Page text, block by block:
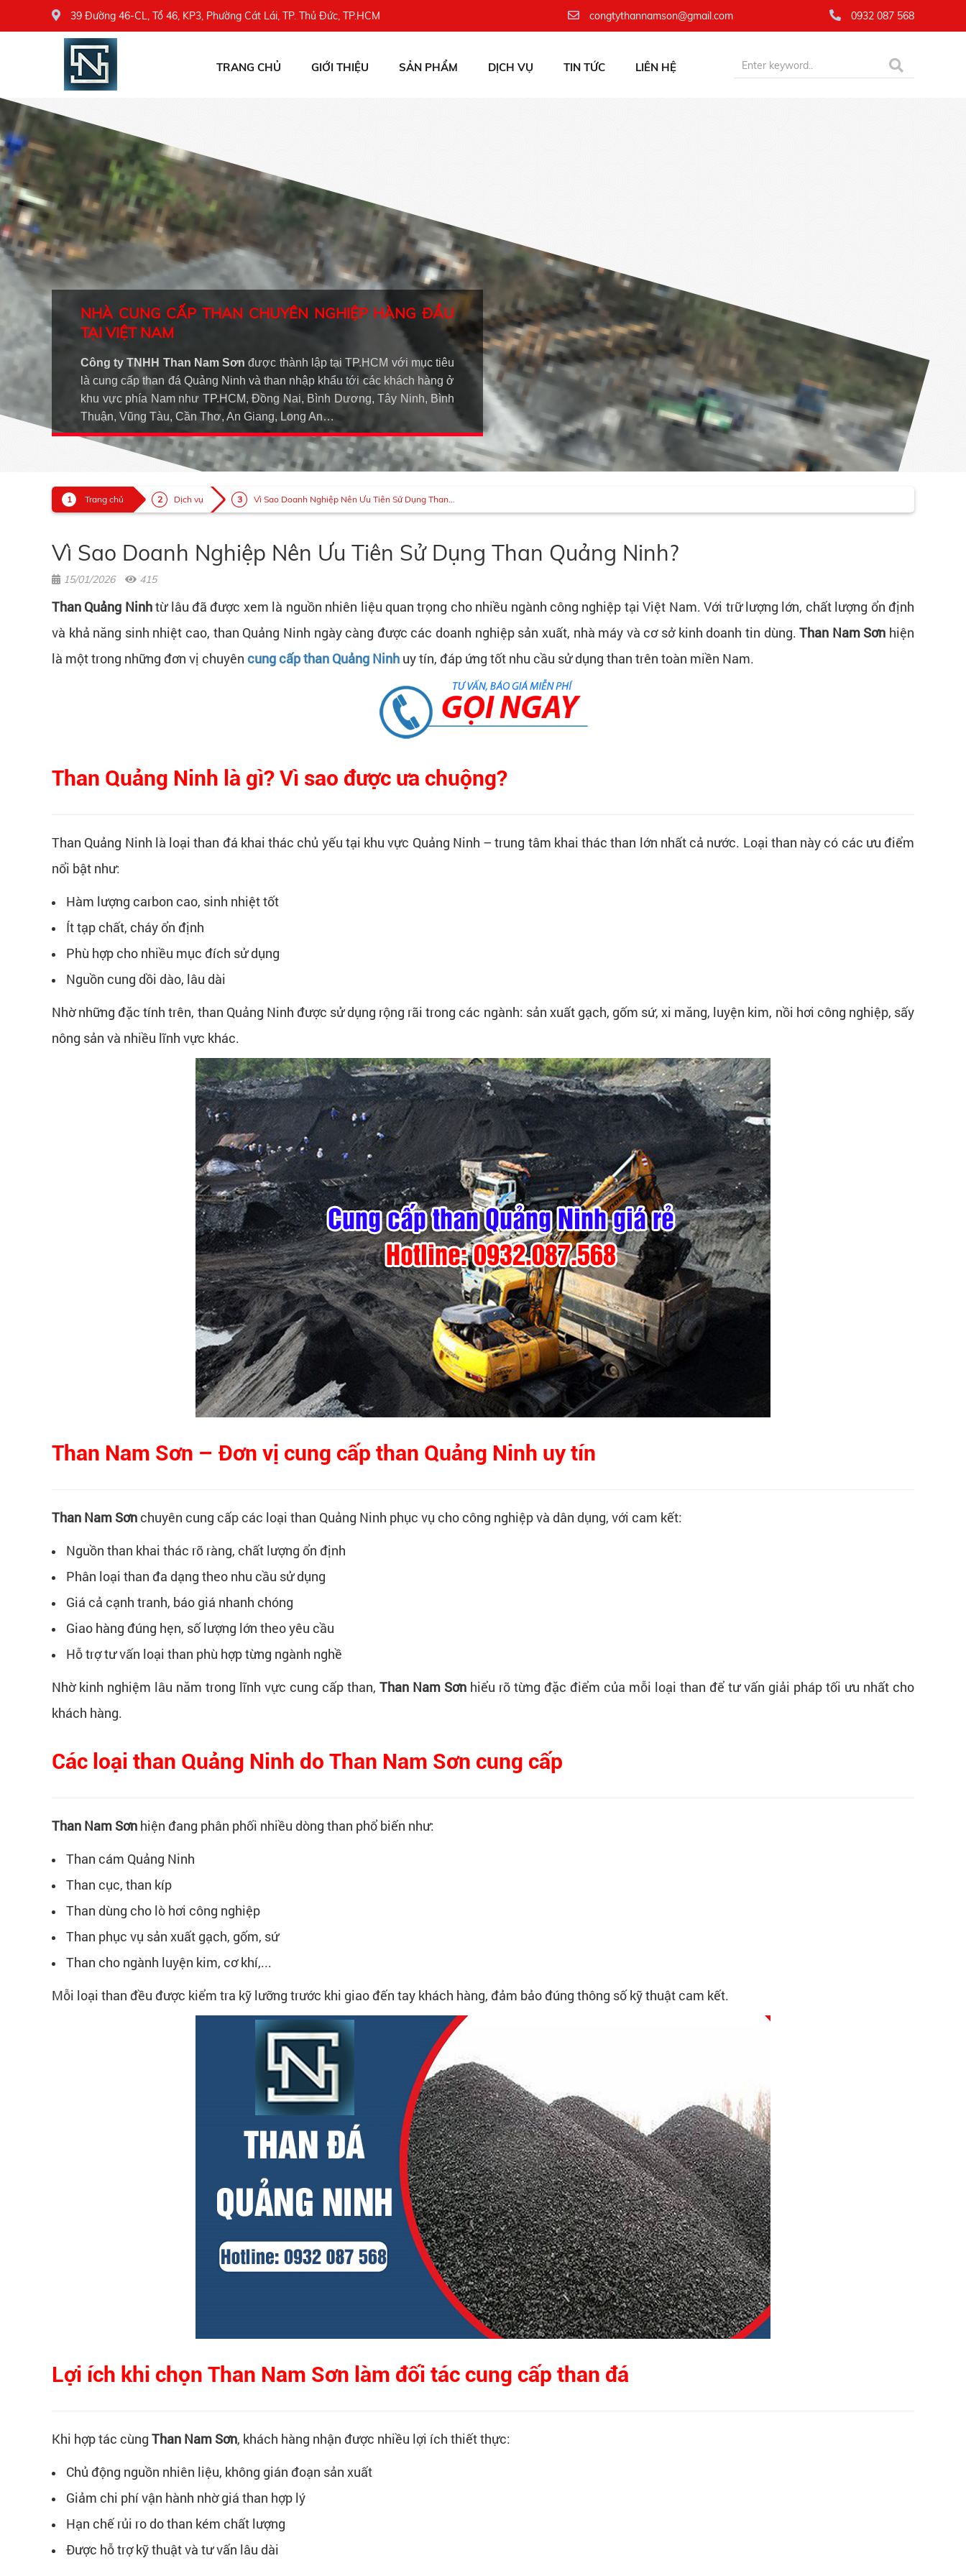
39 Đường 46-CL, Tổ 46, KP3, Phường Cát Lái, TP. Thủ Đức, TP.HCM congtythannamson@gmail.com 0932 087 568
TRANG CHỦ GIỚI THIỆU SẢN PHẨM DỊCH VỤ TIN TỨC LIÊN HỆ
NHÀ CUNG CẤP THAN CHUYÊN NGHIỆP HÀNG ĐẦU
TẠI VIỆT NAM
Công ty TNHH Than Nam Sơnđược thành lập tại TP.HCM với mục tiêu
là cung cấp than đá Quảng Ninh và than nhập khẩu tới các khách hàng ở
khu vực phía Nam như TP.HCM, Đồng Nai, Bình Dương, Tây Ninh, Bình
Thuận, Vũng Tàu, Cần Thơ, An Giang, Long An…
Trang chủ Dịch vụ Vì Sao Doanh Nghiệp Nên Ưu Tiên Sử Dụng Than...
Vì Sao Doanh Nghiệp Nên Ưu Tiên Sử Dụng Than Quảng Ninh?
15/01/2026 415
Than Quảng Ninhtừ lâu đã được xem là nguồn nhiên liệu quan trọng cho nhiều ngành công nghiệp tại Việt Nam. Với trữ lượng lớn, chất lượng ổn định
và khả năng sinh nhiệt cao, than Quảng Ninh ngày càng được các doanh nghiệp sản xuất, nhà máy và cơ sở kinh doanh tin dùng.Than Nam Sơn hiện
là một trong những đơn vị chuyên cung cấp than Quảng Ninh uy tín, đáp ứng tốt nhu cầu sử dụng than trên toàn miền Nam.
Than Quảng Ninh là gì? Vì sao được ưa chuộng?
Than Quảng Ninh là loại than đá khai thác chủ yếu tại khu vực Quảng Ninh – trung tâm khai thác than lớn nhất cả nước. Loại than này có các ưu điểm
nổi bật như:
Hàm lượng carbon cao, sinh nhiệt tốt
Ít tạp chất, cháy ổn định
Phù hợp cho nhiều mục đích sử dụng
Nguồn cung dồi dào, lâu dài
Nhờ những đặc tính trên, than Quảng Ninh được sử dụng rộng rãi trong các ngành: sản xuất gạch, gốm sứ, xi măng, luyện kim, nồi hơi công nghiệp, sấy
nông sản và nhiều lĩnh vực khác.
Than Nam Sơn – Đơn vị cung cấp than Quảng Ninh uy tín
Than Nam Sơnchuyên cung cấp các loại than Quảng Ninh phục vụ cho công nghiệp và dân dụng, với cam kết:
Nguồn than khai thác rõ ràng, chất lượng ổn định
Phân loại than đa dạng theo nhu cầu sử dụng
Giá cả cạnh tranh, báo giá nhanh chóng
Giao hàng đúng hẹn, số lượng lớn theo yêu cầu
Hỗ trợ tư vấn loại than phù hợp từng ngành nghề
Nhờ kinh nghiệm lâu năm trong lĩnh vực cung cấp than, Than Nam Sơn hiểu rõ từng đặc điểm của mỗi loại than để tư vấn giải pháp tối ưu nhất cho
khách hàng.
Các loại than Quảng Ninh do Than Nam Sơn cung cấp
Than Nam Sơn hiện đang phân phối nhiều dòng than phổ biến như:
Than cám Quảng Ninh
Than cục, than kíp
Than dùng cho lò hơi công nghiệp
Than phục vụ sản xuất gạch, gốm, sứ
Than cho ngành luyện kim, cơ khí,...
Mỗi loại than đều được kiểm tra kỹ lưỡng trước khi giao đến tay khách hàng, đảm bảo đúng thông số kỹ thuật cam kết.
Lợi ích khi chọn Than Nam Sơn làm đối tác cung cấp than đá
Khi hợp tác cùng Than Nam Sơn, khách hàng nhận được nhiều lợi ích thiết thực:
Chủ động nguồn nhiên liệu, không gián đoạn sản xuất
Giảm chi phí vận hành nhờ giá than hợp lý
Hạn chế rủi ro do than kém chất lượng
Được hỗ trợ kỹ thuật và tư vấn lâu dài